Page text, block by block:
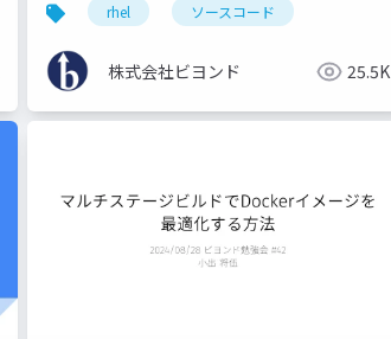
rhel ソースコード
株式会社ビヨンド 25.5K